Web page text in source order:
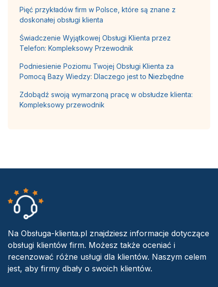
Pięć przykładów firm w Polsce, które są znane z
doskonałej obsługi klienta
Świadczenie Wyjątkowej Obsługi Klienta przez
Telefon: Kompleksowy Przewodnik
Podniesienie Poziomu Twojej Obsługi Klienta za
Pomocą Bazy Wiedzy: Dlaczego jest to Niezbędne
Zdobądź swoją wymarzoną pracę w obsłudze klienta:
Kompleksowy przewodnik
Na Obsługa-klienta.pl znajdziesz informacje dotyczące
obsługi klientów firm. Możesz także oceniać i
recenzować różne usługi dla klientów. Naszym celem
jest, aby firmy dbały o swoich klientów.